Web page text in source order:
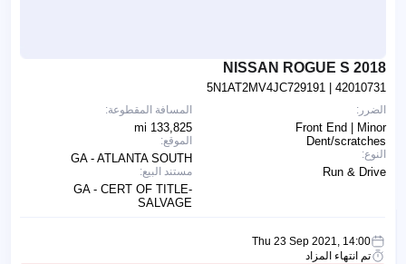
2018 NISSAN ROGUE S
5N1AT2MV4JC729191 | 42010731
المسافة المقطوعة:
133,825 mi
الموقع:
GA - ATLANTA SOUTH
مستند البيع:
GA - CERT OF TITLE-
SALVAGE
الضرر:
Front End | Minor
Dent/scratches
النوع:
Run & Drive
Thu 23 Sep 2021, 14:00
تم انتهاء المزاد